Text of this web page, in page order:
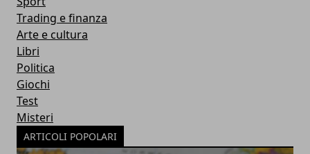
Trading e finanza
Arte e cultura
Libri
Politica
Giochi
Test
Misteri
ARTICOLI POPOLARI